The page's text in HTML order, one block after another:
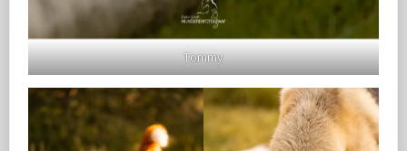
Tommy